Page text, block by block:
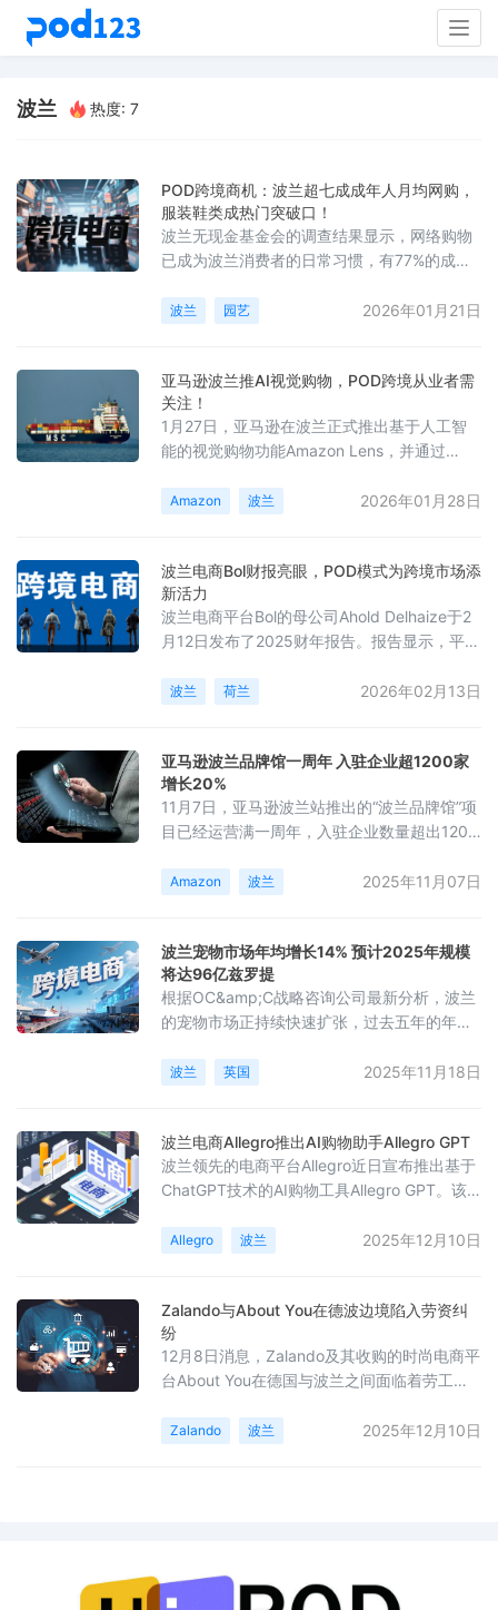
波兰 热度: 7
POD跨境商机：波兰超七成成年人月均网购，
服装鞋类成热门突破口！
波兰无现金基金会的调查结果显示，网络购物
已成为波兰消费者的日常习惯，有77%的成年
21%的人每周进行购物，另有12%的人每周多
例将接近70%。在各类线上消费品中，服装和
鞋类是最受欢迎的，所占比例达53%；紧随其
后的是美妆产品（44%）、家居与园艺类
（39%）、电子产品（38
波兰 园艺 2026年01月21日
亚马逊波兰推AI视觉购物，POD跨境从业者需
关注！
1月27日，亚马逊在波兰正式推出基于人工智
能的视觉购物功能Amazon Lens，并通过
功能允许用户通过上传图片、截图、实时拍照
据价格和用户评价等多个维度进行筛选，涵盖
了包括Prime服务在内的大量商品。亚马逊表
示，Amazon Lens在全球范围内每月吸引数千
万用户使用
Amazon 波兰 2026年01月28日
波兰电商Bol财报亮眼，POD模式为跨境市场添
新活力
波兰电商平台Bol的母公司Ahold Delhaize于2
月12日发布了2025财年报告。报告显示，平台
净销售额为31亿欧元，毛利润达2.07亿欧元，
销售额实现翻倍增长。截至2025年底，Bol平
台在售商品达到5600万件，活跃卖家数量为
4.42万名，月活跃用户为270
波兰 荷兰 2026年02月13日
亚马逊波兰品牌馆一周年 入驻企业超1200家
增长20%
11月7日，亚马逊波兰站推出的“波兰品牌馆”项
目已经运营满一周年，入驻企业数量超出1200
个。该项目专为波兰本土企业设立，涉及家
者。调查显示，86%的波兰消费者认为在知名
电商平台购物更安全，且超过80%的消费者倾
向于购买“波兰制造”的商品。为了支持本土卖
家，亚马逊提供六个月免订阅
Amazon 波兰 2025年11月07日
波兰宠物市场年均增长14% 预计2025年规模
将达96亿兹罗提
根据OC&amp;C战略咨询公司最新分析，波兰
的宠物市场正持续快速扩张，过去五年的年均
达到96亿兹罗提，至2029年有望突破130亿兹
重驱动。同时，报告指出波兰在宠物用品的线
上购物渗透率方面位居欧洲前列，大约30%的
宠物食品和配件通过网络购买，仅次于英国的
波兰 英国 2025年11月18日
波兰电商Allegro推出AI购物助手Allegro GPT
波兰领先的电商平台Allegro近日宣布推出基于
ChatGPT技术的AI购物工具Allegro GPT。该
供实时的商品搜索和推荐服务。消费者无需订
供了新的商品曝光机会。目前，Allegro GPT已
进入公开测试阶段，所有用户均可直接体验这
一创新的购物方式。
Allegro 波兰 2025年12月10日
Zalando与About You在德波边境陷入劳资纠
纷
12月8日消息，Zalando及其收购的时尚电商平
台About You在德国与波兰之间面临着劳工争
勃兰登堡州卢德维希费尔德的物流中心约80%
Zalando 波兰 2025年12月10日